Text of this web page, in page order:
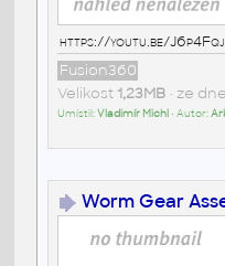
https://youtu.be/
Fusion360
Velikost 1,23MB• ze dne
Umístil:Vladimír Michl • Autor:
Worm Gear